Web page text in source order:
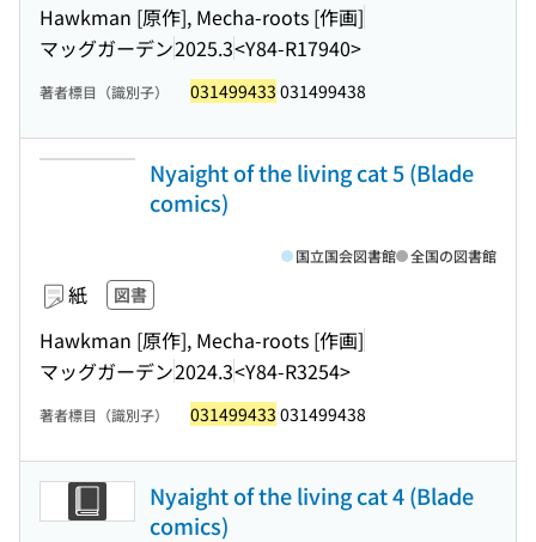
Hawkman [原作], Mecha-roots [作画]
マッグガーデン2025.3<Y84-R17940>
著者標目（識別子） 031499433 031499438
Nyaight of the living cat 5 (Blade
comics)
紙 図書
Hawkman [原作], Mecha-roots [作画]
マッグガーデン2024.3<Y84-R3254>
国立国会図書館 全国の図書館
著者標目（識別子） 031499433 031499438
Nyaight of the living cat 4 (Blade
comics)